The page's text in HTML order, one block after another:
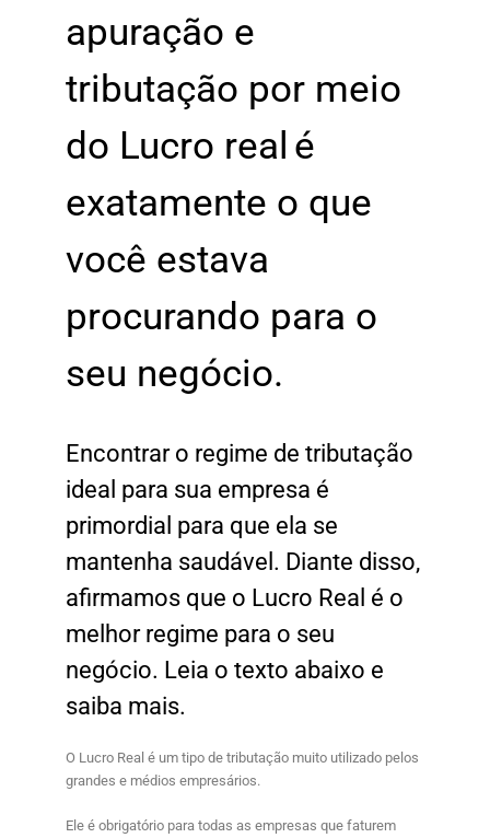
apuração e
tributação por meio
do Lucro real é
exatamente o que
você estava
procurando para o
seu negócio.
Encontrar o regime de tributação
ideal para sua empresa é
primordial para que ela se
mantenha saudável. Diante disso,
afirmamos que o Lucro Real é o
melhor regime para o seu
negócio. Leia o texto abaixo e
saiba mais.
O Lucro Real é um tipo de tributação muito utilizado pelos
grandes e médios empresários.
Ele é obrigatório para todas as empresas que faturem